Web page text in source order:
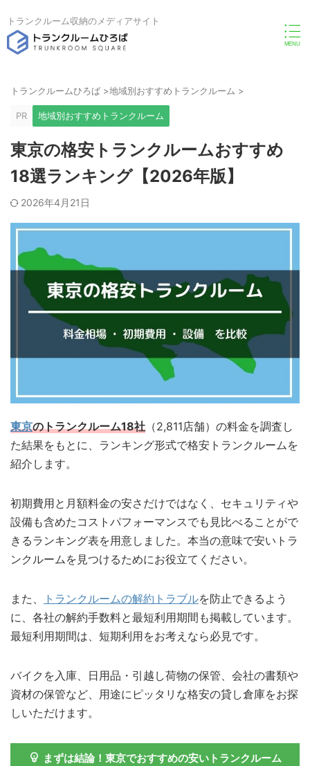
トランクルーム収納のメディアサイト
トランクルームひろば >地域別おすすめトランクルーム >
PR 地域別おすすめトランクルーム
東京の格安トランクルームおすすめ
18選ランキング【2026年版】
2026年4月21日
東京のトランクルーム18社 （2,811店舗）の料金を調査し
た結果をもとに、ランキング形式で格安トランクルームを
紹介します。
初期費用と月額料金の安さだけではなく、セキュリティや
設備も含めたコストパフォーマンスでも見比べることがで
きるランキング表を用意しました。本当の意味で安いトラ
ンクルームを見つけるためにお役立てください。
また、 トランクルームの解約トラブルを防止できるよう
に、各社の解約手数料と最短利用期間も掲載しています。
最短利用期間は、短期利用をお考えなら必見です。
バイクを入庫、日用品・引越し荷物の保管、会社の書類や
資材の保管など、用途にピッタリな格安の貸し倉庫をお探
しいただけます。
まずは結論！東京でおすすめの安いトランクルーム